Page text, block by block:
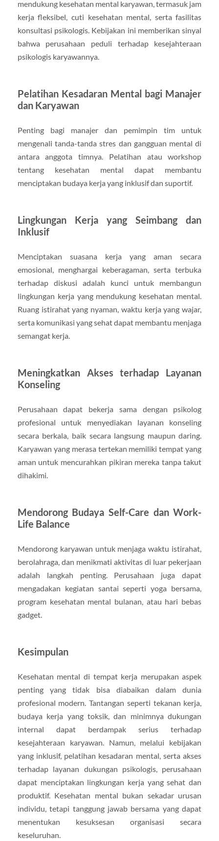
mendukung kesehatan mental karyawan, termasuk jam
kerja fleksibel, cuti kesehatan mental, serta fasilitas
konsultasi psikologis. Kebijakan ini memberikan sinyal
bahwa perusahaan peduli terhadap kesejahteraan
psikologis karyawannya.
Pelatihan Kesadaran Mental bagi Manajer
dan Karyawan
Penting bagi manajer dan pemimpin tim untuk
mengenali tanda-tanda stres dan gangguan mental di
antara anggota timnya. Pelatihan atau workshop
tentang kesehatan mental dapat membantu
menciptakan budaya kerja yang inklusif dan suportif.
Lingkungan Kerja yang Seimbang dan
Inklusif
Menciptakan suasana kerja yang aman secara
emosional, menghargai keberagaman, serta terbuka
terhadap diskusi adalah kunci untuk membangun
lingkungan kerja yang mendukung kesehatan mental.
Ruang istirahat yang nyaman, waktu kerja yang wajar,
serta komunikasi yang sehat dapat membantu menjaga
semangat kerja.
Meningkatkan Akses terhadap Layanan
Konseling
Perusahaan dapat bekerja sama dengan psikolog
profesional untuk menyediakan layanan konseling
secara berkala, baik secara langsung maupun daring.
Karyawan yang merasa tertekan memiliki tempat yang
aman untuk mencurahkan pikiran mereka tanpa takut
dihakimi.
Mendorong Budaya Self-Care dan Work-
Life Balance
Mendorong karyawan untuk menjaga waktu istirahat,
berolahraga, dan menikmati aktivitas di luar pekerjaan
adalah langkah penting. Perusahaan juga dapat
mengadakan kegiatan santai seperti yoga bersama,
program kesehatan mental bulanan, atau hari bebas
gadget.
Kesimpulan
Kesehatan mental di tempat kerja merupakan aspek
penting yang tidak bisa diabaikan dalam dunia
profesional modern. Tantangan seperti tekanan kerja,
budaya kerja yang toksik, dan minimnya dukungan
internal dapat berdampak serius terhadap
kesejahteraan karyawan. Namun, melalui kebijakan
yang inklusif, pelatihan kesadaran mental, serta akses
terhadap layanan dukungan psikologis, perusahaan
dapat menciptakan lingkungan kerja yang sehat dan
produktif. Kesehatan mental bukan sekadar urusan
individu, tetapi tanggung jawab bersama yang dapat
menentukan kesuksesan organisasi secara
keseluruhan.